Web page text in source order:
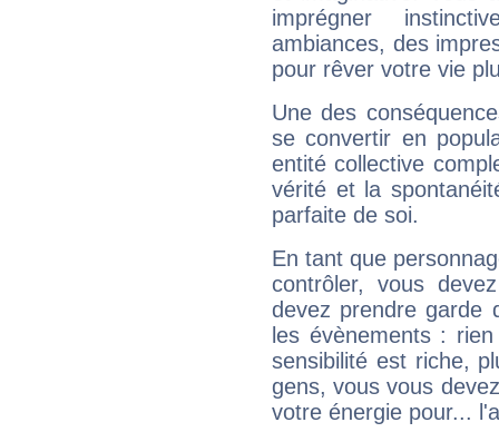
imprégner
ambiances, des
pour rêver votre vie
Une des
se convertir en
entité collective
vérité et la
parfaite de soi.
En tant que
contrôler, vous
devez prendre garde
les évènements :
sensibilité est riche,
gens, vous vous
votre énergie pour...